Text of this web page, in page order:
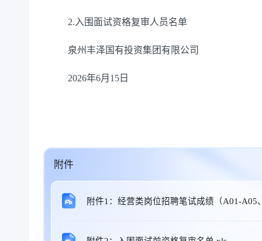
2.入围面试资格复审人员名单
泉州丰泽国有投资集团有限公司
2026年6月15日
附件
附件1：经营类岗位招聘笔试成绩（A01-A05